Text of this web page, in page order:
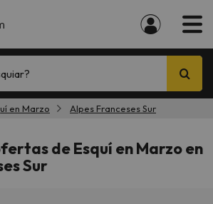
en Marzo Alpes Franceses Sur
de Esquí en Marzo en
Sur